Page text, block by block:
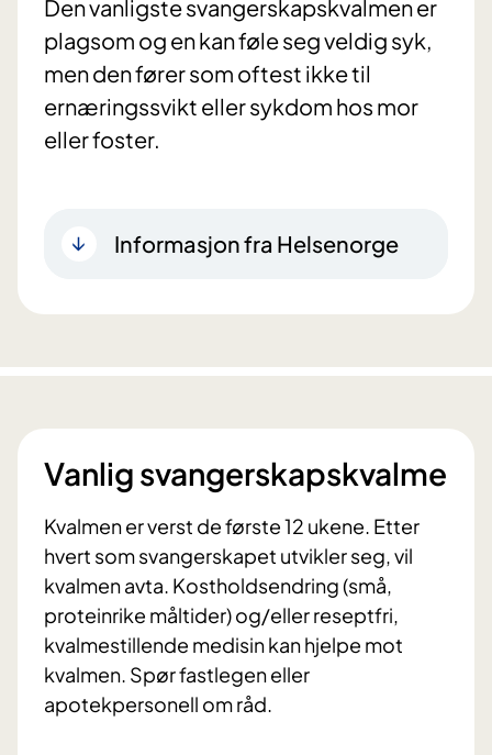
Den vanligste svangerskapskvalmen er
plagsom og en kan føle seg veldig syk,
men den fører som oftest ikke til
ernæringssvikt eller sykdom hos mor
eller foster.
Informasjon fra Helsenorge
Vanlig svangerskapskvalme
Kvalmen er verst de første 12 ukene. Etter
hvert som svangerskapet utvikler seg, vil
kvalmen avta. Kostholdsendring (små,
proteinrike måltider) og/eller reseptfri,
kvalmestillende medisin kan hjelpe mot
kvalmen. Spør fastlegen eller
apotekpersonell om råd.